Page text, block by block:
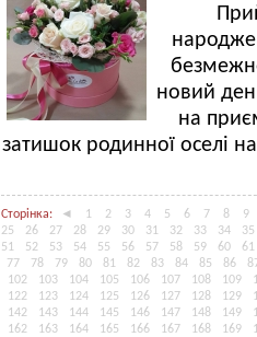
новий
на
затишок родинної оселі
Сторінка: ◄ 1 2 3 4 5 6 7 8
9
25
26 27 28 29 30 31 32 33 34
35
51
52 53 54 55 56 57 58 59 60
61
77
78 79 80 81 82 83 84 85 86
102
103 104 105 106 107 108 109
122
123 124 125 126 127 128 129
142
143 144 145 146 147 148 149
162
163 164 165 166 167 168 169